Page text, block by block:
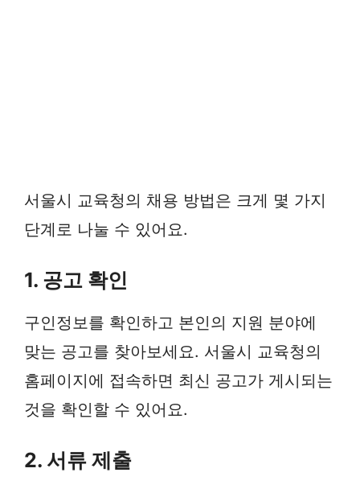
서울시 교육청의 채용 방법은 크게 몇 가지
단계로 나눌 수 있어요.
1. 공고 확인
구인정보를 확인하고 본인의 지원 분야에
맞는 공고를 찾아보세요. 서울시 교육청의
홈페이지에 접속하면 최신 공고가 게시되는
것을 확인할 수 있어요.
2. 서류 제출